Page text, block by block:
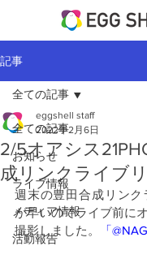
記事
全ての記事
お知らせ
ライブ情報
メディア情報
活動報告
全ての記事
2/5オアシス
成リンクライブ
eggshell staff
2022年2月6日
週末の豊田合成リンク
が早いのでライブ前に
撮影しました。
「